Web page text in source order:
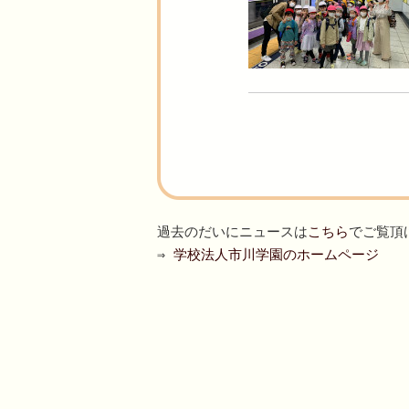
過去のだいにニュースはこちらでご覧頂
⇒ 学校法人市川学園のホームページ